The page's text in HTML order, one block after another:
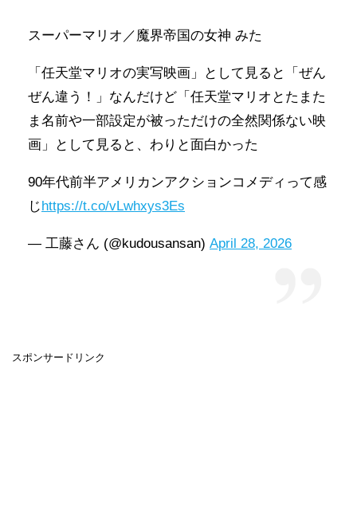
スーパーマリオ／魔界帝国の女神 みた
「任天堂マリオの実写映画」として見ると「ぜん
ぜん違う！」なんだけど「任天堂マリオとたまた
ま名前や一部設定が被っただけの全然関係ない映
画」として見ると、わりと面白かった
90年代前半アメリカンアクションコメディって感
じ https://t.co/vLwhxys3Es
— 工藤さん (@kudousansan) April 28, 2026
スポンサードリンク